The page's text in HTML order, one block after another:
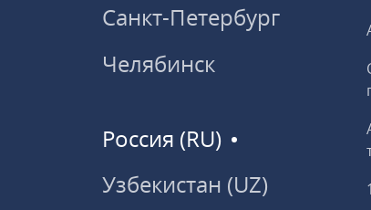
Санкт-Петербург
Челябинск
Россия (RU)
Узбекистан (UZ)